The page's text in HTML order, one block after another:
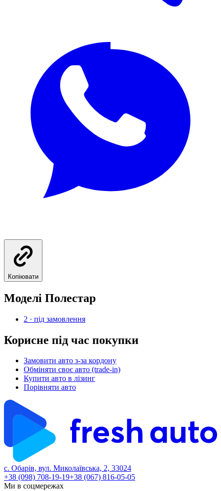
Копіювати
Моделі Полестар
2 · під замовлення
Корисне під час покупки
Замовити авто з-за кордону
Обміняти своє авто (trade-in)
Купити авто в лізинг
Порівняти авто
с. Обарів, вул. Миколаївська, 2, 33024
+38 (098) 708-19-19+38 (067) 816-05-05
Ми в соцмережах